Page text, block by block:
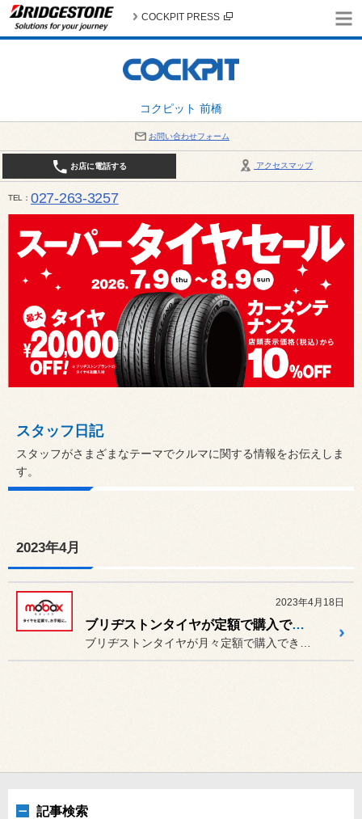
コクピット 前橋
COCKPIT PRESS
お問い合わせフォーム
アクセスマップ
お店に電話する
TEL 027-263-3257
10:00～19:00 / 定休日：8月の店休日 4日(火)、5日(水)、12日(水)〜16日(日)、18日(火)、19日(水)
スタッフ日記
スタッフがさまざまなテーマでクルマに関する情報をお伝えしま
す。
2023年4月
2023年4月18日
ブリヂストンタイヤが定額で購入できる「Mobox」おすすめです。
記事検索